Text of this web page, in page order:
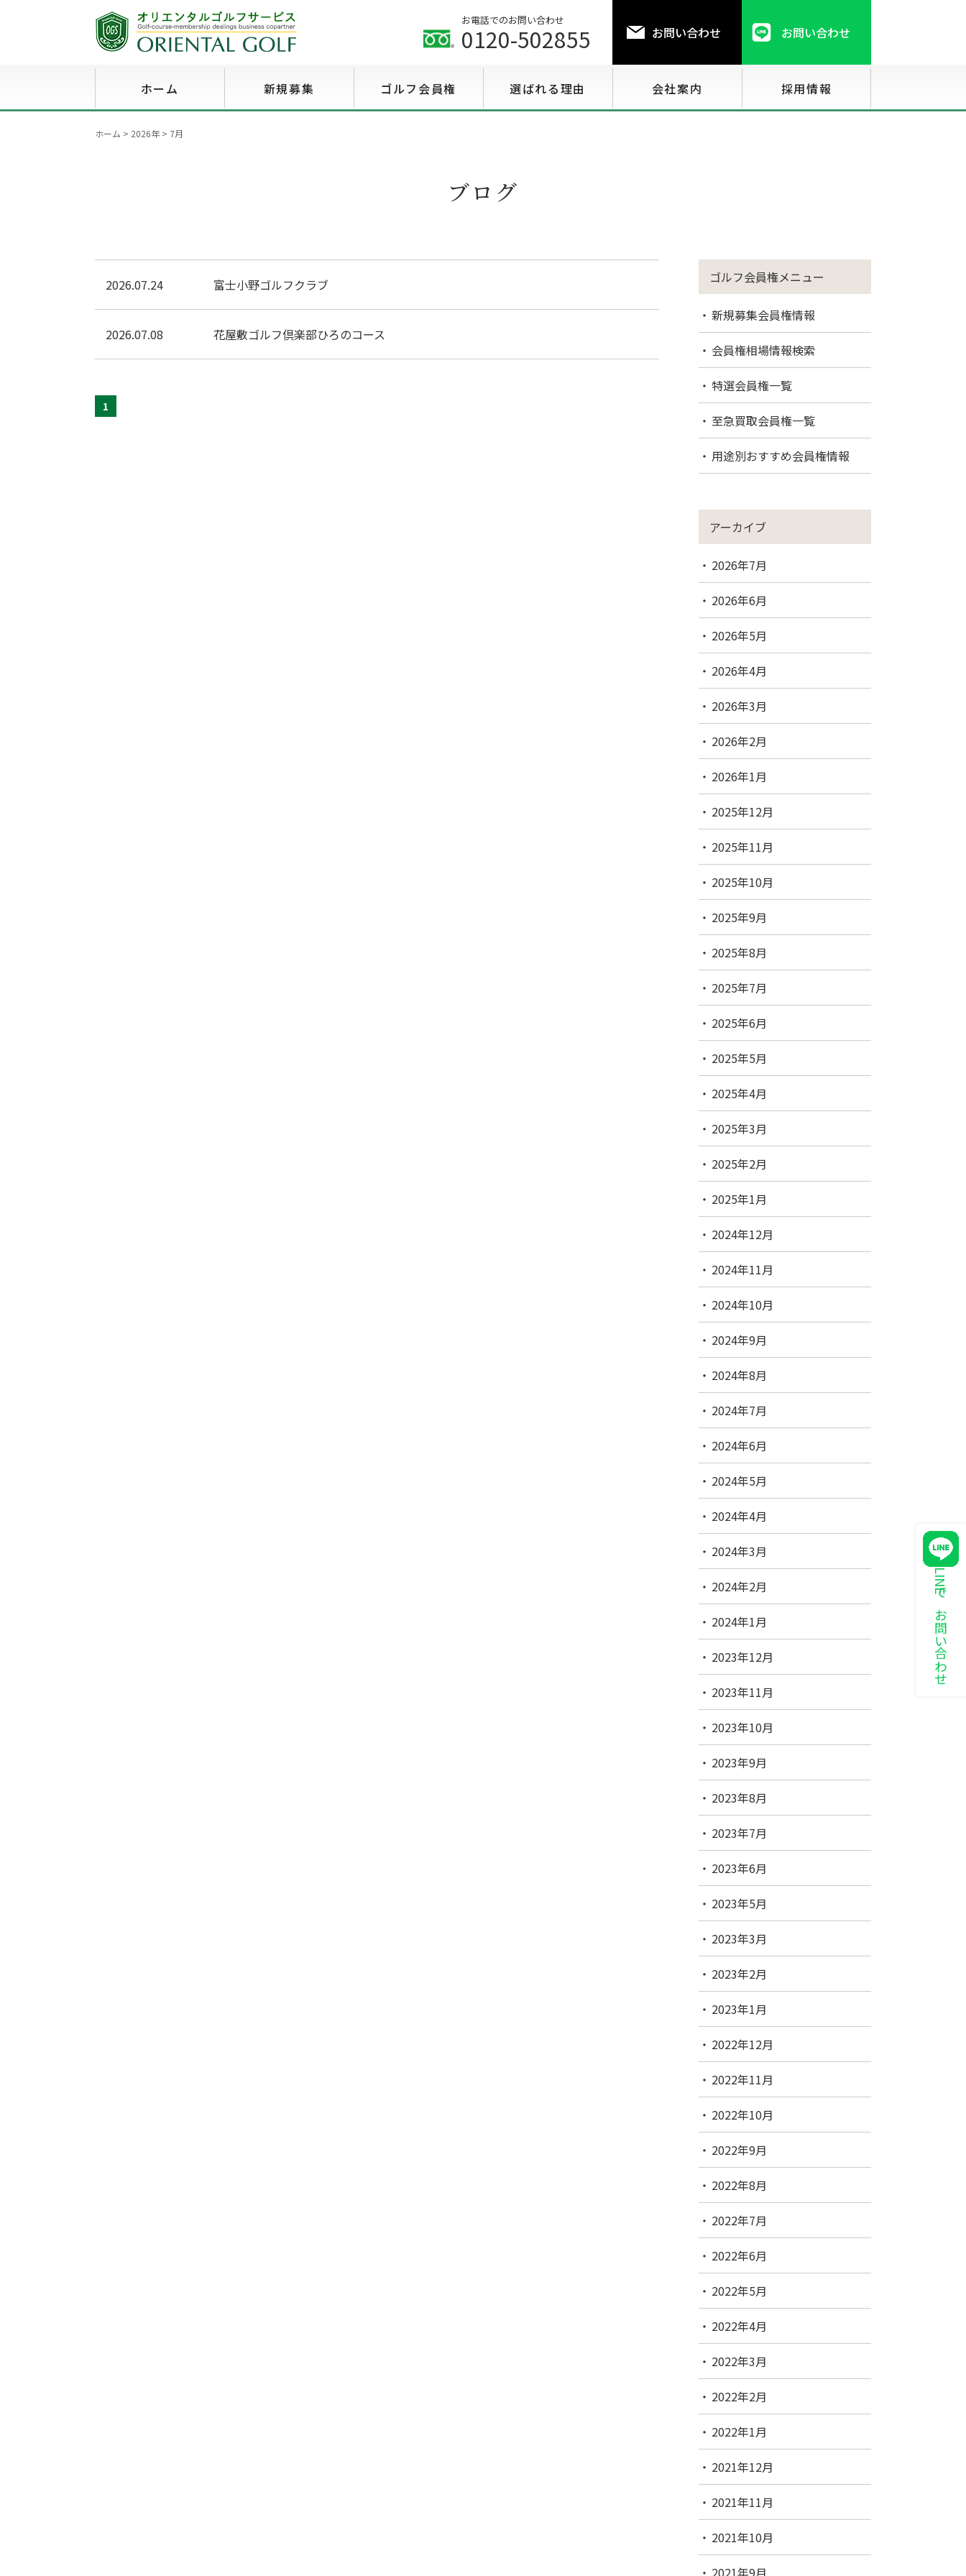
お電話でのお問い合わせ
0120-502855 お問い合わせ お問い合わせ
ホーム 新規募集 ゴルフ会員権
至急買い会員権情報
選ばれる理由 会社案内 採用情報
LINEでお問い合わせ
ホーム > 2026年> 7月
ブログ
2026.07.24 富士小野ゴルフクラブ
2026.07.08 花屋敷ゴルフ倶楽部ひろのコース
1
ゴルフ会員権メニュー
新規募集会員権情報
会員権相場情報検索
特選会員権一覧
至急買取会員権一覧
用途別おすすめ会員権情報
アーカイブ
2026年7月
2026年6月
2026年5月
2026年4月
2026年3月
2026年2月
2026年1月
2025年12月
2025年11月
2025年10月
2025年9月
2025年8月
2025年7月
2025年6月
2025年5月
2025年4月
2025年3月
2025年2月
2025年1月
2024年12月
2024年11月
2024年10月
2024年9月
2024年8月
2024年7月
2024年6月
2024年5月
2024年4月
2024年3月
2024年2月
2024年1月
2023年12月
2023年11月
2023年10月
2023年9月
2023年8月
2023年7月
2023年6月
2023年5月
2023年3月
2023年2月
2023年1月
2022年12月
2022年11月
2022年10月
2022年9月
2022年8月
2022年7月
2022年6月
2022年5月
2022年4月
2022年3月
2022年2月
2022年1月
2021年12月
2021年11月
2021年10月
2021年9月